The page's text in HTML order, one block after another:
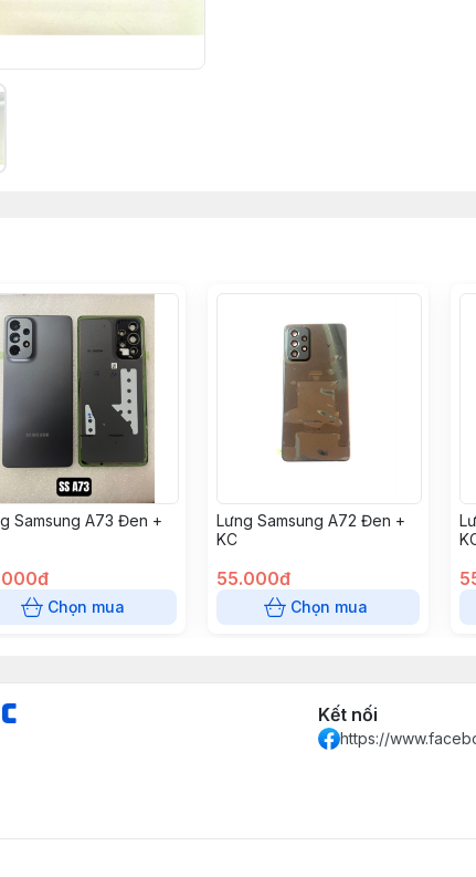
Samsung A73 Đen +
Chọn mua
Lưng Samsung A72 Đen +
KC
55.000đ
Chọn mua
Kết nối
https://